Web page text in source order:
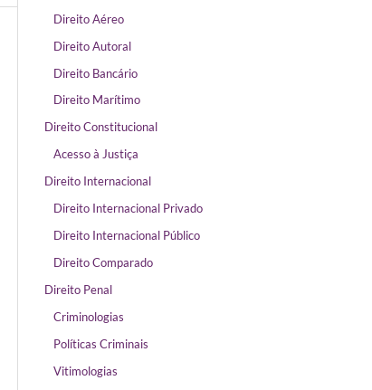
Direito Aéreo
Direito Autoral
Direito Bancário
Direito Marítimo
Direito Constitucional
Acesso à Justiça
Direito Internacional
Direito Internacional Privado
Direito Internacional Público
Direito Comparado
Direito Penal
Criminologias
Políticas Criminais
Vitimologias